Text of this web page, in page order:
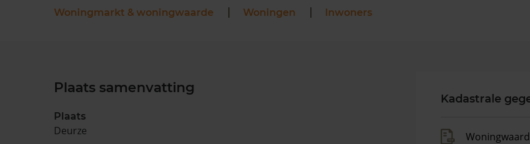
Woningmarkt & woningwaarde Woningen Inwoners
Plaats samenvatting
Plaats
Deurze
Kadastrale